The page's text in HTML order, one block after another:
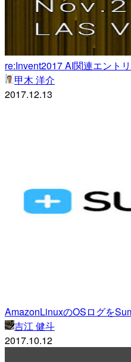
re:Invent2017 AI関連エント
甲木 洋介
2017.12.13
AmazonLinuxのOSログを
吉江 健斗
2017.10.12